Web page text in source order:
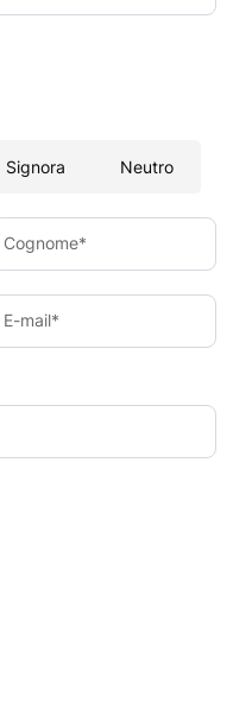
Signora Neutro
Cognome*
E-mail*